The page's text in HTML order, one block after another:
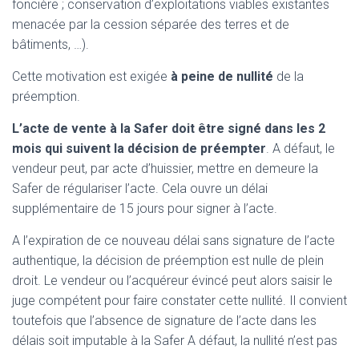
foncière ; conservation d’exploitations viables existantes
menacée par la cession séparée des terres et de
bâtiments, …).
Cette motivation est exigée à peine de nullité de la
préemption.
L’acte de vente à la Safer doit être signé dans les 2
mois qui suivent la décision de préempter. A défaut, le
vendeur peut, par acte d’huissier, mettre en demeure la
Safer de régulariser l’acte. Cela ouvre un délai
supplémentaire de 15 jours pour signer à l’acte.
A l’expiration de ce nouveau délai sans signature de l’acte
authentique, la décision de préemption est nulle de plein
droit. Le vendeur ou l’acquéreur évincé peut alors saisir le
juge compétent pour faire constater cette nullité. Il convient
toutefois que l’absence de signature de l’acte dans les
délais soit imputable à la Safer A défaut, la nullité n’est pas